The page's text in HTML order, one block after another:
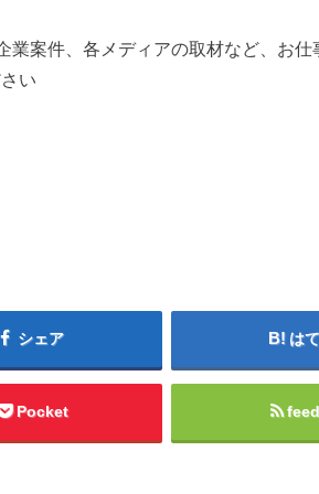
案件、各メディアの取材など、お仕
い
シェア は
Pocket